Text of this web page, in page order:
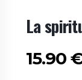
La
15.90